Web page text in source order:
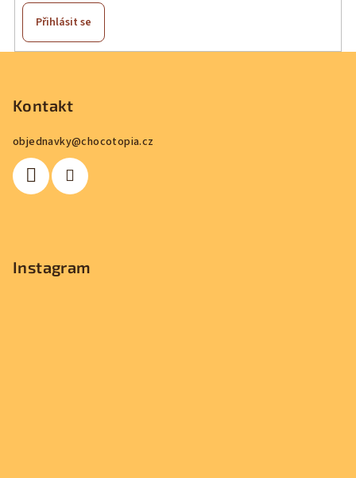
Přihlásit se
Kontakt
objednavky@chocotopia.cz
Instagram